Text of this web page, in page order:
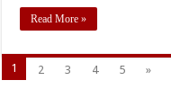
Read More »
1 2 3 4 5 »